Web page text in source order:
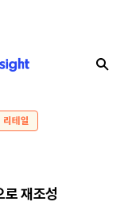
리테일
로 재조성